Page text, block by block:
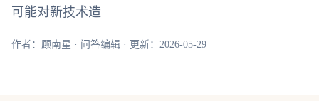
可能对新技术造
作者：顾南星 · 问答编辑 · 更新：2026-05-29